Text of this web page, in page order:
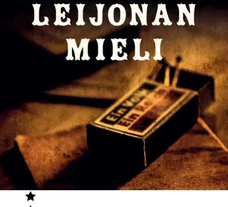
Tuotearvioiden keskiarvo5/5
arviota
Julkaisemme tuotearvioita vain varmistetuista ostoksista. Niitä voivat
kirjoittaa asiakkaat, jotka ovat käyttäneet S-Etukorttia myymälässä
tai verkkokaupassa.
N
Nimetön